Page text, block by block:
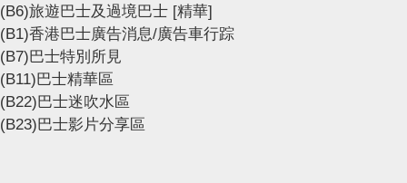
(B6)旅遊巴士及過境巴士 [精華]
(B1)香港巴士廣告消息/廣告車行踪
(B7)巴士特別所見
(B11)巴士精華區
(B22)巴士迷吹水區
(B23)巴士影片分享區